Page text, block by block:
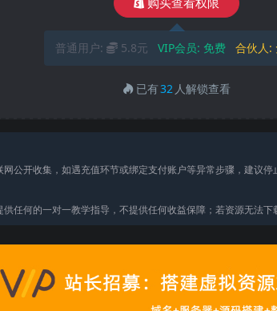
购买查看权限
普通用户: 5.8元 VIP会员: 免费 合伙人:
已有32 人解锁查看
公开收集，如遇充值环节或绑定支付账户等异常步骤，建议
任何的一对一教学指导，不提供任何收益保障；若资源无法